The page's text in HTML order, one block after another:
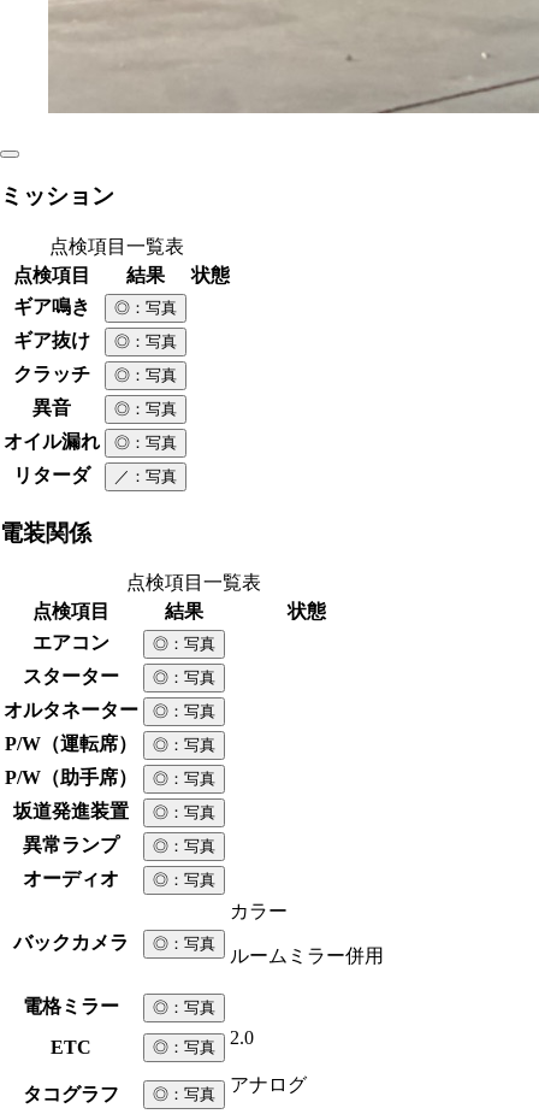
ミッション
点検項目一覧表
点検項目
結果
状態
ギア鳴き
◎ ：写真
ギア抜け ◎ ：写真
クラッチ ◎ ：写真
異音 ◎ ：写真
オイル漏れ ◎ ：写真
リターダ ／ ：写真
電装関係
点検項目一覧表
点検項目
結果
状態
エアコン
◎ ：写真
スターター ◎ ：写真
オルタネーター ◎ ：写真
P/W（運転席） ◎ ：写真
P/W（助手席） ◎ ：写真
坂道発進装置 ◎ ：写真
異常ランプ ◎ ：写真
オーディオ ◎ ：写真
バックカメラ ◎ ：写真
カラー
ルームミラー併用
電格ミラー ◎ ：写真
ETC ◎ ：写真 2.0
タコグラフ ◎ ：写真 アナログ